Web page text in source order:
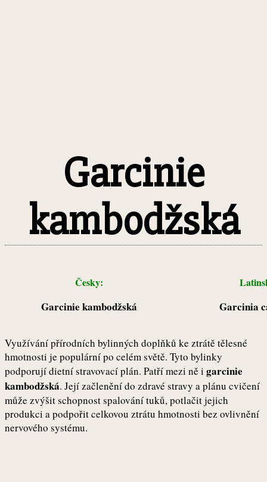
Garcinie
kambodžská
Česky:
Garcinie kambodžská Garcinia
Využívání přírodních bylinných doplňků ke ztrátě tělesné
hmotnosti je populární po celém světě. Tyto bylinky
podporují dietní stravovací plán. Patří mezi ně i garcinie
kambodžská. Její začlenění do zdravé stravy a plánu cvičení
může zvýšit schopnost spalování tuků, potlačit jejich
produkci a podpořit celkovou ztrátu hmotnosti bez ovlivnění
nervového systému.